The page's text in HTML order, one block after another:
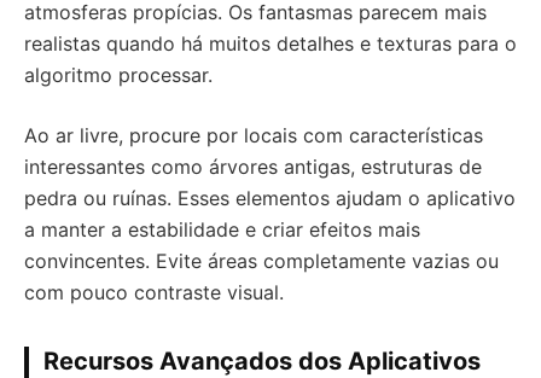
atmosferas propícias. Os fantasmas parecem mais
realistas quando há muitos detalhes e texturas para o
algoritmo processar.
Ao ar livre, procure por locais com características
interessantes como árvores antigas, estruturas de
pedra ou ruínas. Esses elementos ajudam o aplicativo
a manter a estabilidade e criar efeitos mais
convincentes. Evite áreas completamente vazias ou
com pouco contraste visual.
Recursos Avançados dos Aplicativos